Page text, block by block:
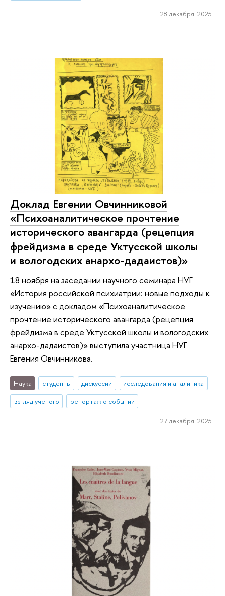
28 декабря 2025
Доклад Евгении Овчинниковой
«Психоаналитическое прочтение
исторического авангарда (рецепция
фрейдизма в среде Уктусской школы
и вологодских анархо-дадаистов)»
18 ноября на заседании научного семинара НУГ
«История российской психиатрии: новые подходы к
изучению» с докладом «Психоаналитическое
прочтение исторического авангарда (рецепция
фрейдизма в среде Уктусской школы и вологодских
анархо-дадаистов)» выступила участница НУГ
Евгения Овчинникова.
Наука студенты дискуссии
исследования и аналитика
взгляд ученого
репортаж о событии
27 декабря 2025